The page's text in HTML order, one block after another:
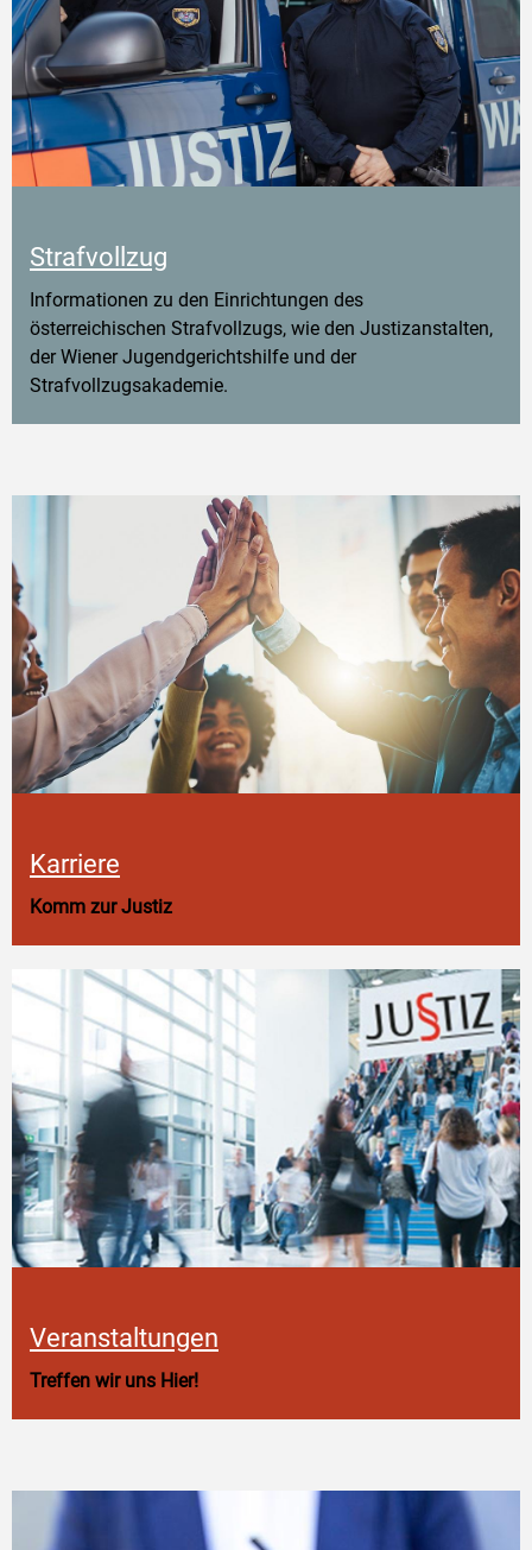
Strafvollzug
Informationen zu den Einrichtungen des
österreichischen Strafvollzugs, wie den Justizanstalten,
der Wiener Jugendgerichtshilfe und der
Strafvollzugsakademie.
Karriere
Komm zur Justiz
Veranstaltungen
Treffen wir uns Hier!